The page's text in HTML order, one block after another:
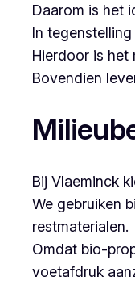
Daarom is het
In
Hierdoor is het
Bovendien
Bij Vlaeminck
We gebruiken
restmaterialen.
Omdat bio-
voetafdruk